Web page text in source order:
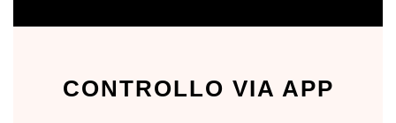
CONTROLLO VIA APP